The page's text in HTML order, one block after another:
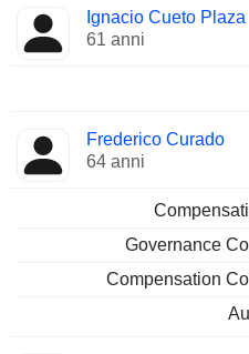
Amministratore Comitati
Ignacio Cueto Plaza
61 anni
Frederico Curado
64 anni
Governance
Compensation